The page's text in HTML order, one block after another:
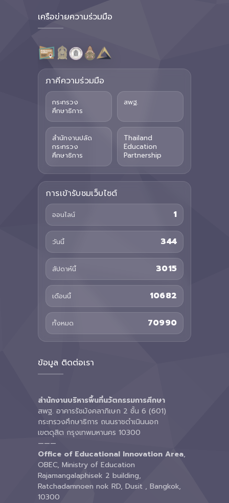
เครือข่ายความร่วมมือ
ภาคีความร่วมมือ
กระทรวง
ศึกษาธิการ
สพฐ.
สำนักงานปลัด
กระทรวง
ศึกษาธิการ
Thailand
Education
Partnership
การเข้ารับชมเว็บไซต์
ออนไลน์ 1
วันนี้ 344
สัปดาห์นี้ 3015
เดือนนี้ 10682
ทั้งหมด 70990
ข้อมูล ติดต่อเรา
สำนักงานบริหารพื้นที่นวัตกรรมการศึกษา
สพฐ. อาคารรัชมังคลาภิเษก 2 ชั้น 6 (601)
กระทรวงศึกษาธิการ ถนนราชดำเนินนอก
เขตดุสิต กรุงเทพมหานคร 10300
———
Office of Educational Innovation Area,
OBEC, Ministry of Education
Rajamangalaphisek 2 building,
Ratchadamnoen nok RD, Dusit , Bangkok,
10300